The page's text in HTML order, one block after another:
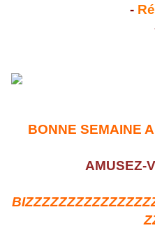
-
BONNE SEMAINE
AMUSEZ-